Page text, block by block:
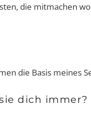
die mitmachen
die Basis meines
dich immer?
Bernd
nur eine